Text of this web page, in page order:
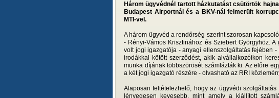
Három ügyvédnél tartott házkutatást csütörtök
Budapest Airportnál és a BKV-nál felmerült
MTI-vel.
A három ügyvéd a rendőrség szerint szorosan
- Rényi-Vámos Krisztinához és Sziebert Györgyhöz.
volt jogi igazgatója - anyagi ellenszolgáltatás fejében
irodákkal kötött szerződést, akik alvállalkozóikon
munka díjának többszörösét számlázták ki. Az előre
a két jogi igazgató részére - olvasható az RRI
Alaposan feltételezhető, hogy az ügyvédi
lényegesen kevesebb, mint amely a kiállított